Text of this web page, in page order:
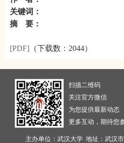
关键词：
摘 要：
[PDF] （下载数： 2044）
扫描二维码
关注官方微信
为您提供最新动态
更多互动，期待您
主办单位：武汉大学 地址：武汉